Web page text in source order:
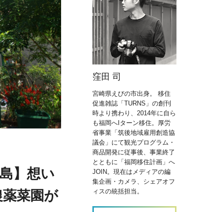
】想い
菜園が
窪田 司
宮崎県えびの市出身。 移住
促進雑誌「TURNS」の創刊
時より携わり、2014年に自ら
も福岡へIターン移住。厚労
省事業「筑後地域雇用創造協
議会」にて観光プログラム・
商品開発に従事後、事業終了
とともに「福岡移住計画」へ
JOIN。現在はメディアの編
集企画・カメラ、シェアオフ
ィスの統括担当。